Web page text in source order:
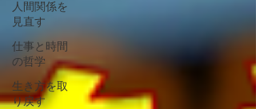
人間関係を
見直す
仕事と時間
の哲学
生き方を取
り戻す